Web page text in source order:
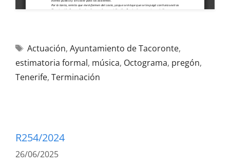
Actuación, Ayuntamiento de Tacoronte,
estimatoria formal, música, Octograma, pregón,
Tenerife, Terminación
R254/2024
26/06/2025